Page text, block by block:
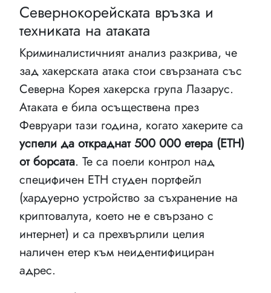
Севернокорейската връзка и
техниката на атаката
Криминалистичният анализ разкрива, че
зад хакерската атака стои свързаната със
Северна Корея хакерска група Лазарус.
Атаката е била осъществена през
Февруари тази година, когато хакерите са
успели да откраднат 500 000 етера (ETH)
от борсата. Те са поели контрол над
специфичен ETH студен портфейл
(хардуерно устройство за съхранение на
криптовалута, което не е свързано с
интернет) и са прехвърлили целия
наличен етер към неидентифициран
адрес.